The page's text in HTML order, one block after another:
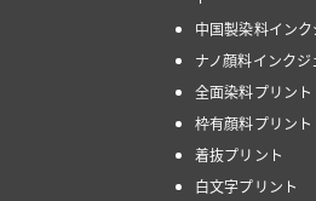
中国製染料イン
ナノ顔料インク
全面染料プリント
枠有顔料プリント
着抜プリント
白文字プリント